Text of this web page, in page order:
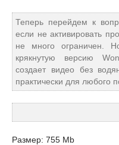
Теперь перейдем к
если не активировать
не много ограничен.
крякнутую версию
создает видео без
практически для любого
Размер: 755 Mb